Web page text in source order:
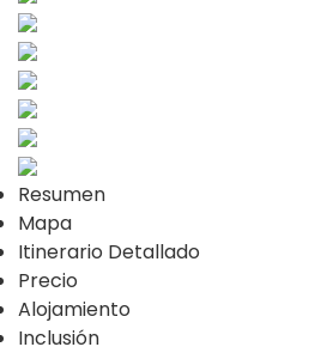
Resumen
Mapa
Itinerario Detallado
Precio
Alojamiento
Inclusión